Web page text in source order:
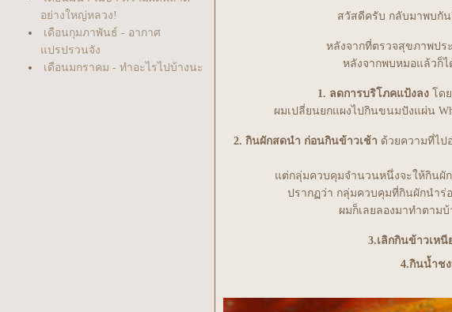
อย่างใหญ่หลวง!
เดือนกุมภาพันธ์ - อากาศ
ปรปรวนจัง
เดือนมกราคม - ทำอะไรไปบ้างนะ
สวัสดีครับ กลับมาพบกัน
หลังจากที่ตรวจสุขภาพปร
หลังจากพบหมอแล้วก็
1. ลดการบริโภคแป้งลงดยเ
ผมเปลี่ยนยกแผงไปกินขนมปังแผ่น
2. กินผักสดนำ ก่อนกินข้าวเช้า ด้วยความที่ไป
ต่กลุ่มควบคุมจำนวนหนึ่งจะให้กินผัก
ปรากฏว่า กลุ่มควบคุมที่กินผักนำร่
ผมก็เลยลองมาทำตาม
3.เลิกกินข้าวเหนี
4.กินน้ำชง